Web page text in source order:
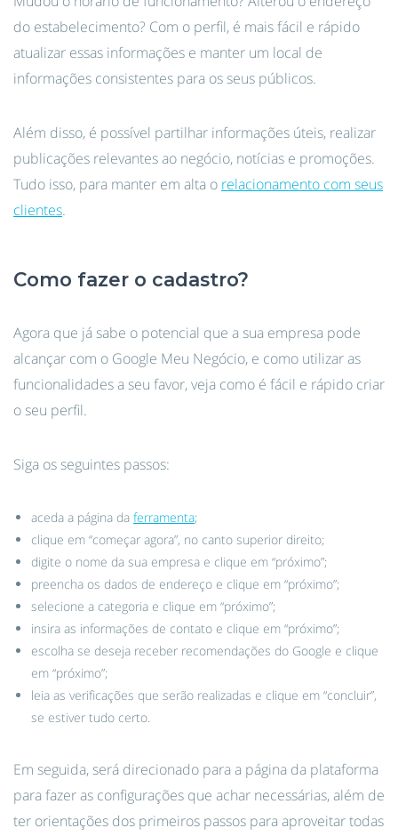
do estabelecimento? Com o perfil, é mais fácil e rápido
atualizar essas informações e manter um local de
informações consistentes para os seus públicos.
Além disso, é possível partilhar informações úteis, realizar
publicações relevantes ao negócio, notícias e promoções.
Tudo isso, para manter em alta o relacionamento com seus
clientes.
Como fazer o cadastro?
Agora que já sabe o potencial que a sua empresa pode
alcançar com o Google Meu Negócio, e como utilizar as
funcionalidades a seu favor, veja como é fácil e rápido criar
o seu perfil.
Siga os seguintes passos:
aceda a página da ferramenta;
clique em “começar agora”, no canto superior direito;
digite o nome da sua empresa e clique em “próximo”;
preencha os dados de endereço e clique em “próximo”;
selecione a categoria e clique em “próximo”;
insira as informações de contato e clique em “próximo”;
escolha se deseja receber recomendações do Google e clique
em “próximo”;
leia as verificações que serão realizadas e clique em “concluir”,
se estiver tudo certo.
Em seguida, será direcionado para a página da plataforma
para fazer as configurações que achar necessárias, além de
ter orientações dos primeiros passos para aproveitar todas